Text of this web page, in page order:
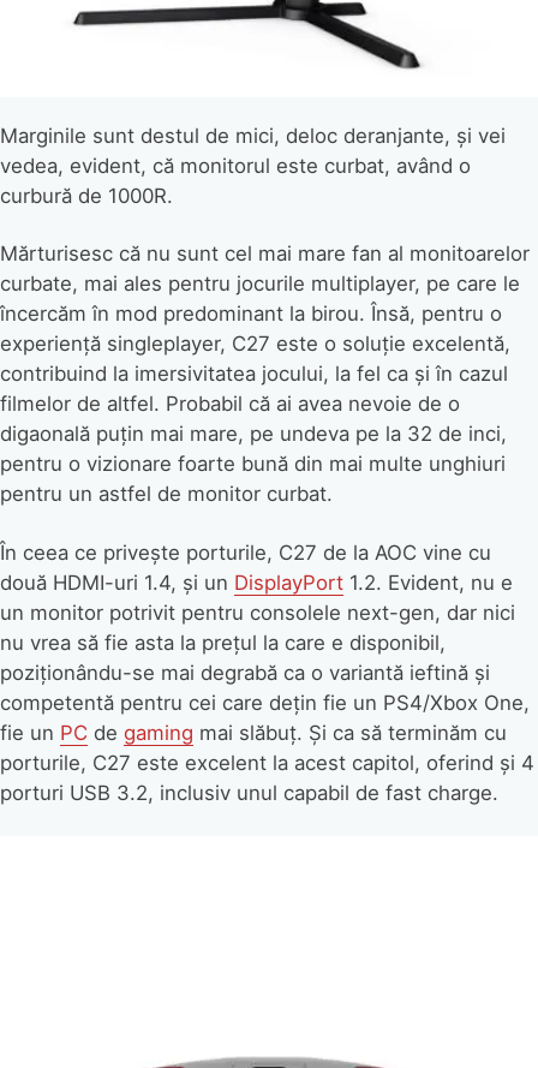
Marginile sunt destul de mici, deloc deranjante, și vei
vedea, evident, că monitorul este curbat, având o
curbură de 1000R.
Mărturisesc că nu sunt cel mai mare fan al monitoarelor
curbate, mai ales pentru jocurile multiplayer, pe care le
încercăm în mod predominant la birou. Însă, pentru o
experiență singleplayer, C27 este o soluție excelentă,
contribuind la imersivitatea jocului, la fel ca și în cazul
filmelor de altfel. Probabil că ai avea nevoie de o
digaonală puțin mai mare, pe undeva pe la 32 de inci,
pentru o vizionare foarte bună din mai multe unghiuri
pentru un astfel de monitor curbat.
În ceea ce privește porturile, C27 de la AOC vine cu
două HDMI-uri 1.4, și un DisplayPort 1.2. Evident, nu e
un monitor potrivit pentru consolele next-gen, dar nici
nu vrea să fie asta la prețul la care e disponibil,
poziționându-se mai degrabă ca o variantă ieftină și
competentă pentru cei care dețin fie un PS4/Xbox One,
fie un PC de gaming mai slăbuț. Și ca să terminăm cu
porturile, C27 este excelent la acest capitol, oferind și 4
porturi USB 3.2, inclusiv unul capabil de fast charge.